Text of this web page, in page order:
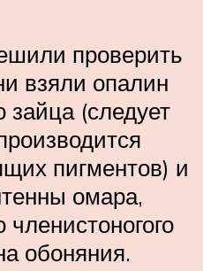
проверить
взяли опалин
зайца (следует
пигментов) и
омара,
членистоногого
обоняния.